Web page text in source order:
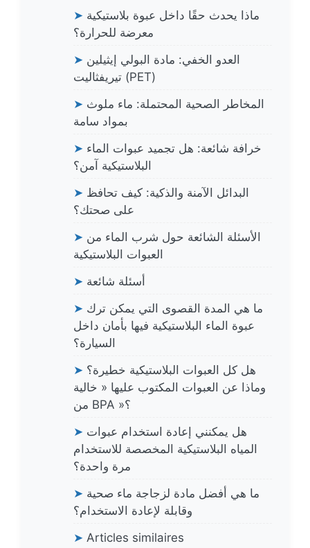
➤ ماذا يحدث حقًا داخل عبوة بلاستيكية
معرضة للحرارة؟
➤ العدو الخفي: مادة البولي إيثيلين
تيريفثاليت (PET)
➤ المخاطر الصحية المحتملة: ماء ملوث
بمواد سامة
➤ خرافة شائعة: هل تجميد عبوات الماء
البلاستيكية آمن؟
➤ البدائل الآمنة والذكية: كيف تحافظ
على صحتك؟
➤ الأسئلة الشائعة حول شرب الماء من
العبوات البلاستيكية
➤ أسئلة شائعة
➤ ما هي المدة القصوى التي يمكن ترك
عبوة الماء البلاستيكية فيها بأمان داخل
السيارة؟
➤ هل كل العبوات البلاستيكية خطيرة؟
وماذا عن العبوات المكتوب عليها « خالية
من BPA »؟
➤ هل يمكنني إعادة استخدام عبوات
المياه البلاستيكية المخصصة للاستخدام
مرة واحدة؟
➤ ما هي أفضل مادة لزجاجة ماء صحية
وقابلة لإعادة الاستخدام؟
➤ Articles similaires